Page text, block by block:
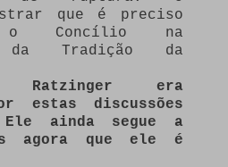
que é preciso
o Concílio na
da Tradição da
Ratzinger era
estas discussões
ainda segue a
agora que ele é